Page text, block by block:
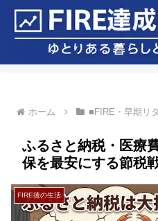
ホーム ■FIRE・早期リ
ふるさと納税・医療
保を最安にする節税
FIRE後の生活